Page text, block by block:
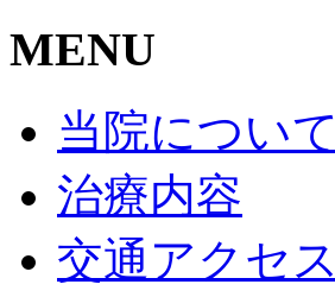
MENU
当院について
治療内容
交通アクセス